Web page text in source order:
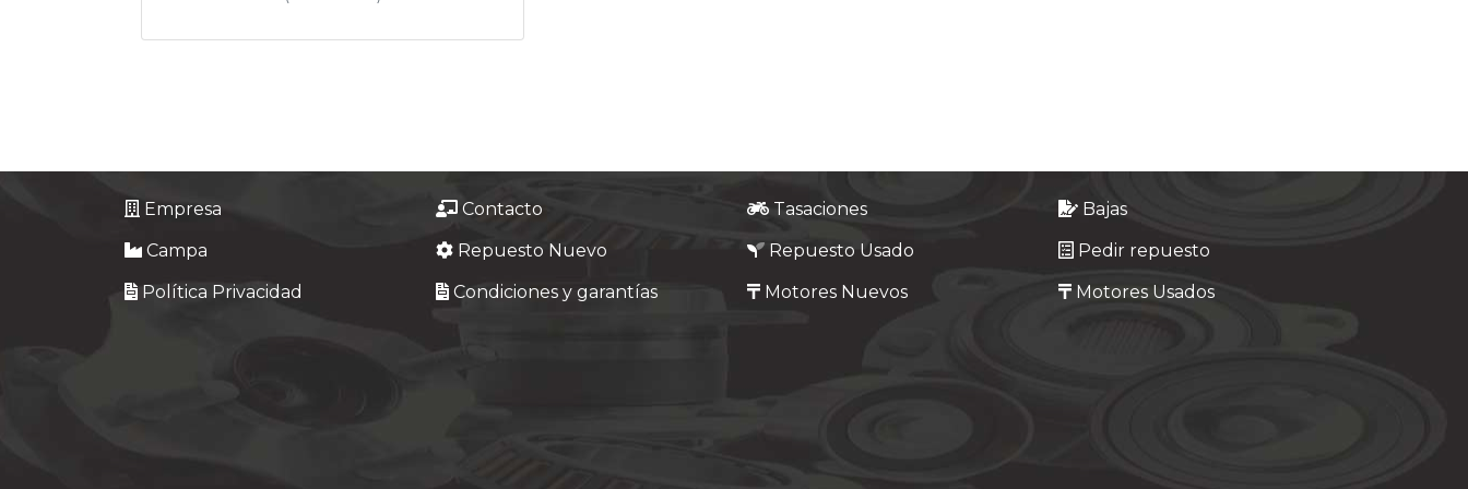
Empresa Contacto Tasaciones
Bajas
Campa
Repuesto Nuevo Repuesto Usado
Pedir repuesto
Política Privacidad
Condiciones y garantías Motores Nuevos Motores Usados